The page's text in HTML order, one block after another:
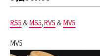
RS5 ＆MS5,RV5 ＆MV5
MV5